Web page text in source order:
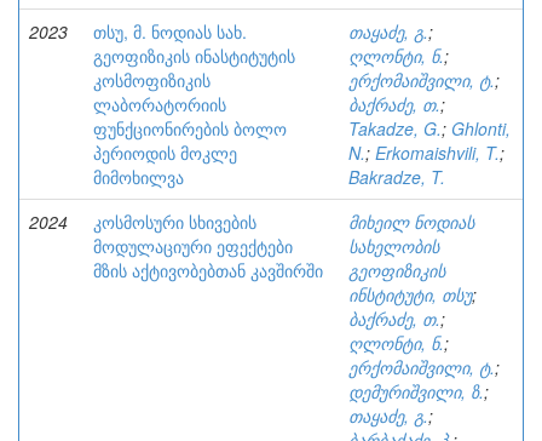
2023
თსუ, მ. ნოდიას სახ.
გეოფიზიკის ინასტიტუტის
კოსმოფიზიკის
ლაბორატორიის
ფუნქციონირების ბოლო
პერიოდის მოკლე
მიმოხილვა
თაყაძე, გ.;
ღლონტი, ნ.;
ერქომაიშვილი, ტ.;
ბაქრაძე, თ.;
Takadze, G.; Ghlonti,
N.; Erkomaishvili, T.;
Bakradze, T.
2024
კოსმოსური სხივების
მოდულაციური ეფექტები
მზის აქტივობებთან კავშირში
მიხეილ ნოდიას
სახელობის
გეოფიზიკის
ინსტიტუტი, თსუ;
ბაქრაძე, თ.;
ღლონტი, ნ.;
ერქომაიშვილი, ტ.;
დემურიშვილი, ზ.;
თაყაძე, გ.;